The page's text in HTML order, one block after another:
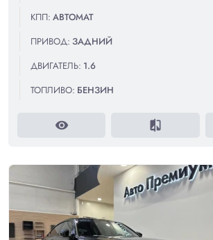
КПП: АВТОМАТ
ПРИВОД: ЗАДНИЙ
ДВИГАТЕЛЬ: 1.6
ТОПЛИВО: БЕНЗИН
visibility compare